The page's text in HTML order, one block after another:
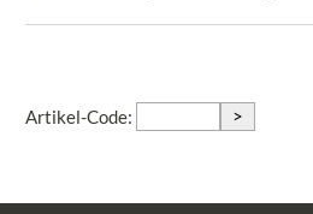
Artikel-Code: >